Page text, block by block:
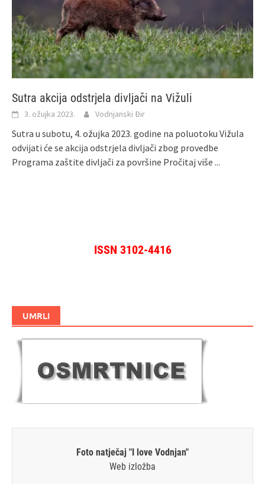
Sutra akcija odstrjela divljači na Vižuli
3. ožujka 2023. Vodnjanski Đir
Sutra u subotu, 4. ožujka 2023. godine na poluotoku Vižula
odvijati će se akcija odstrjela divljači zbog provedbe
Programa zaštite divljači za površine Pročitaj više ...
ISSN 3102-4416
UMRLI
Foto natječaj "I love Vodnjan"
Web izložba